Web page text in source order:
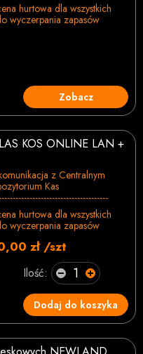
hurtowa dla wszystkich
wyczerpania zapasów
Zobacz
KOS ONLINE LAN +
z Centralnym
Kas
hurtowa dla wszystkich
wyczerpania zapasów
zł /szt
Ilość:
Dodaj do koszyka